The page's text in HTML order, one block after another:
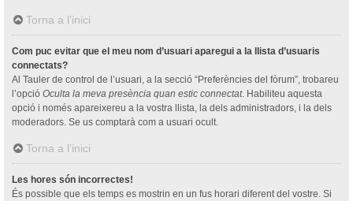
Torna a l’inici
Com puc evitar que el meu nom d’usuari aparegui a la llista d’usuaris
connectats?
Al Tauler de control de l’usuari, a la secció “Preferències del fòrum”, trobareu
l’opció Oculta la meva presència quan estic connectat. Habiliteu aquesta
opció i només apareixereu a la vostra llista, la dels administradors, i la dels
moderadors. Se us comptarà com a usuari ocult.
Torna a l’inici
Les hores són incorrectes!
És possible que els temps es mostrin en un fus horari diferent del vostre. Si